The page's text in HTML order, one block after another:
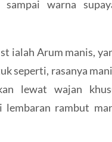
warna
ialah Arum manis,
seperti, rasanya
lewat wajan
rambut